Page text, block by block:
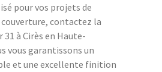
pour vos projets de
contactez la
31 à Cirès en Haute-
vous garantissons un
et une excellente finition